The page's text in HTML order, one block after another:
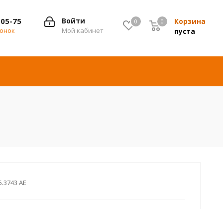
0 Корзина
0
пуста
0
Войти
Мой кабинет
75
AE